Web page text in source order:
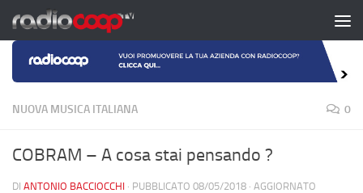
Salta al contenuto
NUOVA MUSICA ITALIANA 0
COBRAM – A cosa stai pensando ?
DI ANTONIO BACCIOCCHI · PUBBLICATO 08/05/2018 · AGGIORNATO